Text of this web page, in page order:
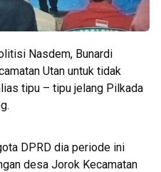
Nasdem, Bunardi
Utan untuk tidak
tipu – tipu jelang Pilkada
DPRD dia periode ini
desa Jorok Kecamatan